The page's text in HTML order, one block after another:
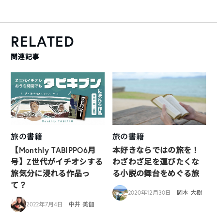
RELATED
関連記事
旅の書籍
【Monthly TABIPPO6月
号】Z世代がイチオシする
旅気分に浸れる作品っ
て？
2022年7月4日 中井 美伽
旅の書籍
本好きならではの旅を！
わざわざ足を運びたくな
る小説の舞台をめぐる旅
2020年12月30日 岡本 大樹